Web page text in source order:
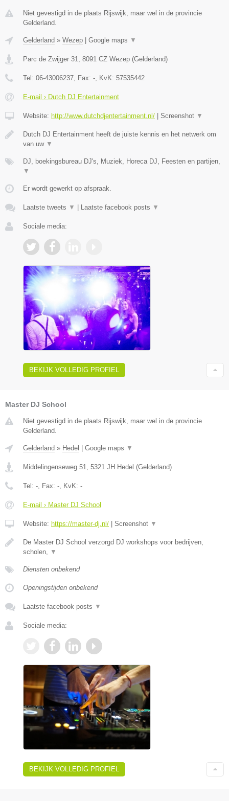
Niet gevestigd in de plaats Rijswijk, maar wel in de provincie
Gelderland.
Gelderland » Wezep Google maps ▼
Parc de Zwijger 31, 8091 CZ Wezep (Gelderland)
Tel: 06-43006237, Fax: -, KvK: 57535442
E-mail › Dutch DJ Entertainment
Website: http://www.dutchdjentertainment.nl/ Screenshot ▼
Dutch DJ Entertainment heeft de juiste kennis en het netwerk om
van uw ▼
DJ, boekingsbureau DJ's, Muziek, Horeca DJ, Feesten en partijen,
▼
Er wordt gewerkt op afspraak.
Laatste tweets ▼ Laatste facebook posts ▼
Sociale media:
BEKIJK VOLLEDIG PROFIEL
Master DJ School
Niet gevestigd in de plaats Rijswijk, maar wel in de provincie
Gelderland.
Gelderland » Hedel Google maps ▼
Middelingenseweg 51 5321 JH Hedel (Gelderland)
Tel: - , Fax: - , KvK: -
E-mail › Master DJ School
Website: https://master-dj.nl/ Screenshot ▼
De Master DJ School verzorgd DJ workshops voor bedrijven,
scholen,
▼
Diensten onbekend
Openingstijden onbekend
Laatste facebook posts ▼
Sociale media:
BEKIJK VOLLEDIG PROFIEL